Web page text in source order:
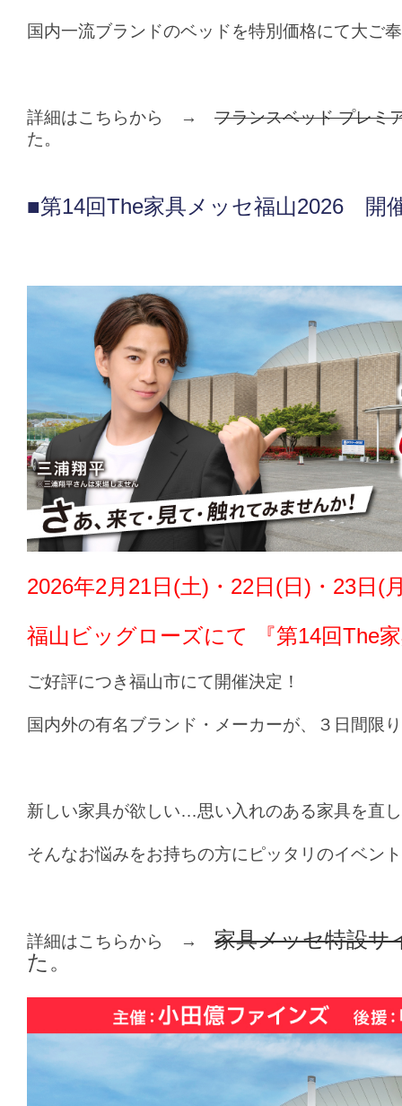
国内一流ブランドのベッドを特別価格にて大ご
詳細はこちらから → フランスベッド プレミ
た。
■第14回The家具メッセ福山2026 開
2026年2月21日(土)・22日(日)・23日(
福山ビッグローズにて 『第14回The
ご好評につき福山市にて開催決定！
国内外の有名ブランド・メーカーが、３日間限
新しい家具が欲しい…思い入れのある家具を直
そんなお悩みをお持ちの方にピッタリのイベン
詳細はこちらから → 家具メッセ特設サ
た。